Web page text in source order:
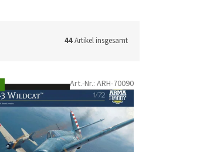
44Artikel insgesamt
Art.-Nr.: ARH-70090